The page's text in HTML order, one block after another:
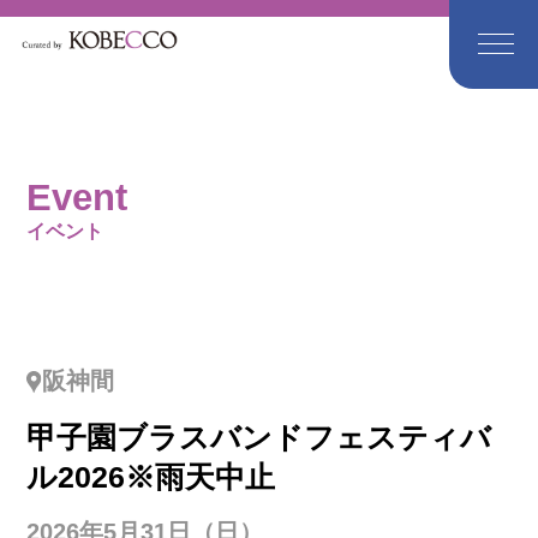
Event
イベント
阪神間
甲子園ブラスバンドフェスティバ
ル2026※雨天中止
2026年5月31日（日）